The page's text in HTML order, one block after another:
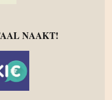
NAAKT!